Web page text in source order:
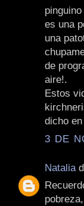
es una
una
de
aire!.
Estos
dicho
3 DE
Natalia